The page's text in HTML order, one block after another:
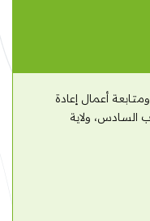
ومتابعة أعمال إعادة
السادس، ولاية